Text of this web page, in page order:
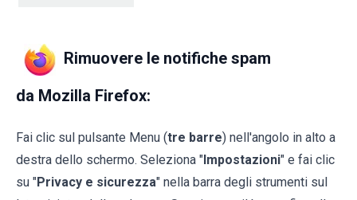
Rimuovere le notifiche spam
da Mozilla Firefox:
Fai clic sul pulsante Menu (tre barre) nell'angolo in alto a
destra dello schermo. Seleziona " Impostazioni" e fai clic
su "Privacy e sicurezza" nella barra degli strumenti sul